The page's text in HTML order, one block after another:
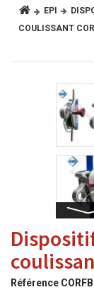
EPI
COULISSANT
Référence